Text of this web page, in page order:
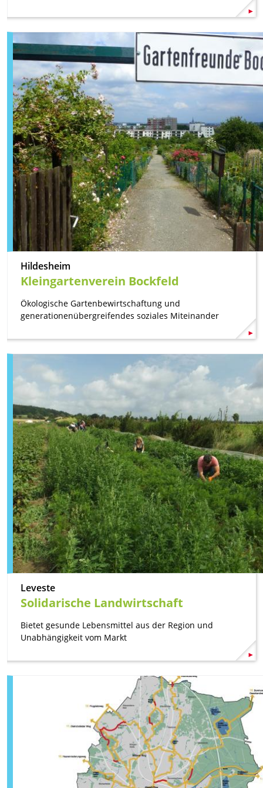
Hildesheim
Kleingartenverein Bockfeld
Ökologische Gartenbewirtschaftung und
generationenübergreifendes soziales Miteinander
Leveste
Solidarische Landwirtschaft
Bietet gesunde Lebensmittel aus der Region und
Unabhängigkeit vom Markt